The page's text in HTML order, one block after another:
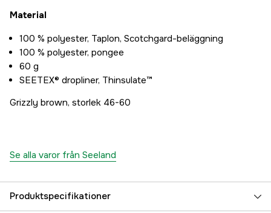
Material
100 % polyester, Taplon, Scotchgard-beläggning
100 % polyester, pongee
60 g
SEETEX® dropliner, Thinsulate™
Grizzly brown, storlek 46-60
Se alla varor från Seeland
Produktspecifikationer